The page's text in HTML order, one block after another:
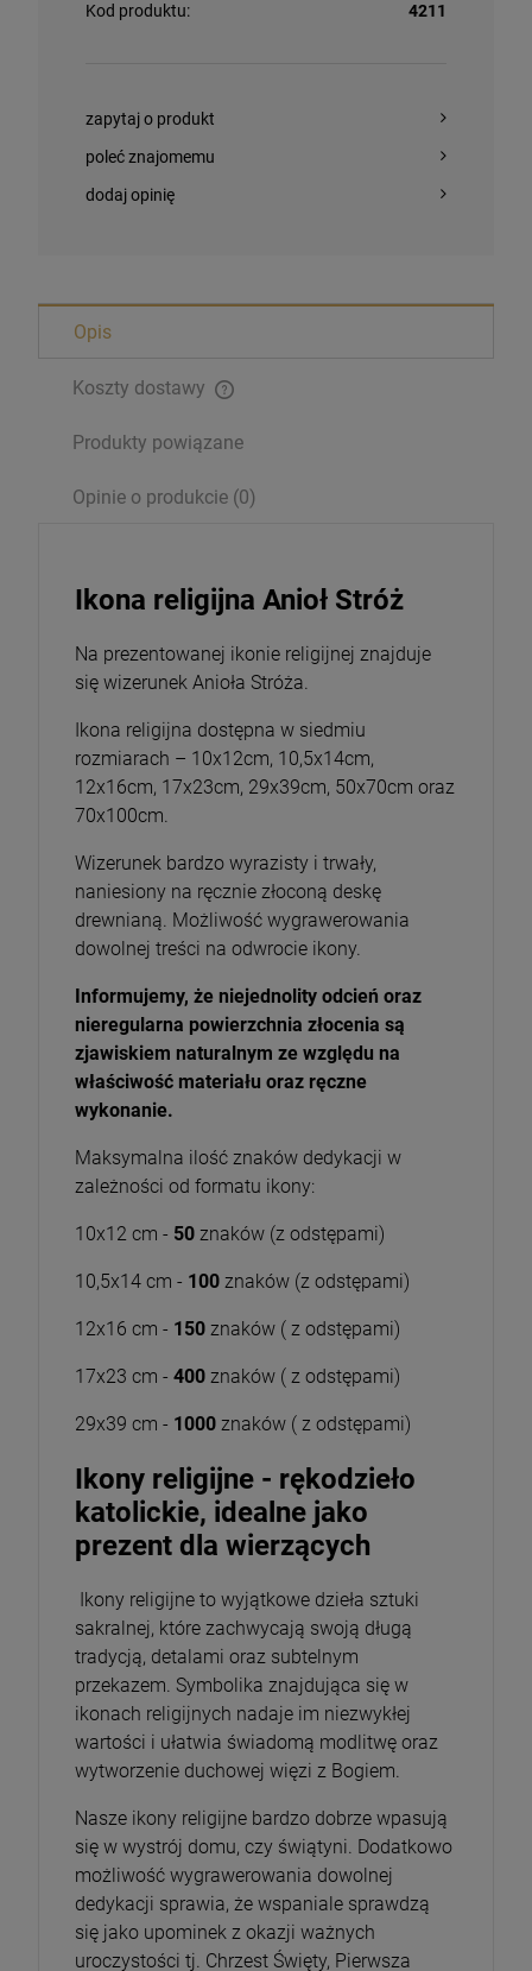
Magnesy religijne Kardynał Stefan
26,00 zł
Kod produktu: 4211
zapytaj o produkt
poleć znajomemu
dodaj opinię
Opis
Koszty dostawy
Produkty powiązane
Opinie o produkcie (0)
Ikona religijna Anioł Stróż
Na prezentowanej ikonie religijnej znajduje
się wizerunek Anioła Stróża.
Ikona religijna dostępna w siedmiu
rozmiarach – 10x12cm, 10,5x14cm,
12x16cm, 17x23cm, 29x39cm, 50x70cm oraz
70x100cm.
Wizerunek bardzo wyrazisty i trwały,
naniesiony na ręcznie złoconą deskę
drewnianą. Możliwość wygrawerowania
dowolnej treści na odwrocie ikony.
Informujemy, że niejednolity odcień oraz
nieregularna powierzchnia złocenia są
zjawiskiem naturalnym ze względu na
właściwość materiału oraz ręczne
wykonanie.
Maksymalna ilość znaków dedykacji w
zależności od formatu ikony:
10x12 cm - 50 znaków (z odstępami)
10,5x14 cm - 100 znaków (z odstępami)
12x16 cm - 150 znaków ( z odstępami)
17x23 cm - 400 znaków ( z odstępami)
29x39 cm - 1000 znaków ( z odstępami)
Ikony religijne - rękodzieło
katolickie, idealne jako
prezent dla wierzących
Ikony religijne to wyjątkowe dzieła sztuki
sakralnej, które zachwycają swoją długą
tradycją, detalami oraz subtelnym
przekazem. Symbolika znajdująca się w
ikonach religijnych nadaje im niezwykłej
wartości i ułatwia świadomą modlitwę oraz
wytworzenie duchowej więzi z Bogiem.
Nasze ikony religijne bardzo dobrze wpasują
się w wystrój domu, czy świątyni. Dodatkowo
możliwość wygrawerowania dowolnej
dedykacji sprawia, że wspaniale sprawdzą
się jako upominek z okazji ważnych
uroczystości tj. Chrzest Święty, Pierwsza